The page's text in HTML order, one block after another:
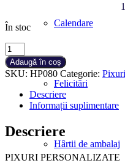
Calendare
Felicitări
Hârtii de ambalaj
În stoc
Cantitate
Pixuri
personalizate
DAN
Adaugă în coș
SKU: HP080 Categorie:
Descriere
Informații suplimentare
Descriere
PIXURI PERSONALIZATE